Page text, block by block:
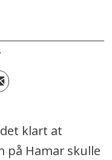
klart at
på Hamar skulle